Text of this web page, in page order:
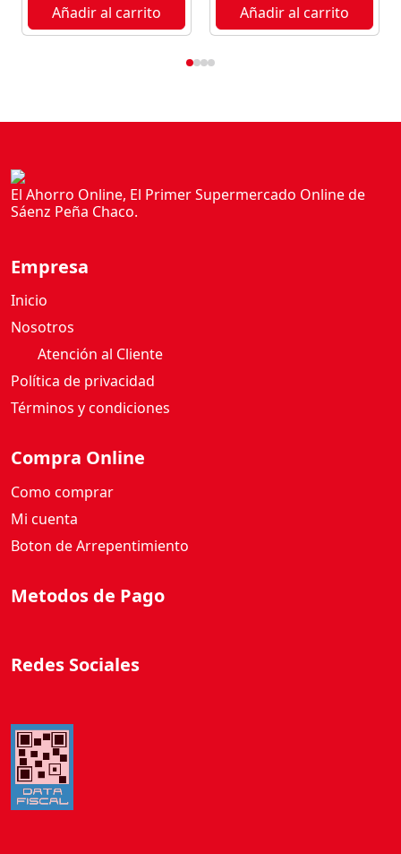
Añadir al carrito Añadir al carrito
El Ahorro Online, El Primer Supermercado Online de
Sáenz Peña Chaco.
Empresa
Inicio
Nosotros
Atención al Cliente
Política de privacidad
Términos y condiciones
Compra Online
Como comprar
Mi cuenta
Boton de Arrepentimiento
Metodos de Pago
Redes Sociales